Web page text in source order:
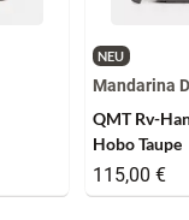
NEU
Mandarina
QMT Rv-
Hobo Taupe
115,00 €